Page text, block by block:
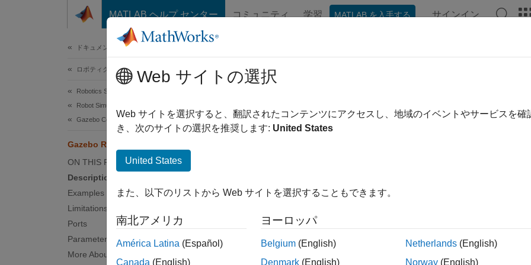
コンテンツへスキップ
MATLAB ヘルプ センター コミュニティ 学習 MATLAB を入手する サインイン
ドキュメンテーションのホーム
ロボティクスおよび自律システム
Robotics System Toolbox
Robot Simulation
Gazebo Co-Simulation
Gazebo Read
ON THIS PAGE
Description
Examples
Limitations
Ports
Parameters
More About
Gazebo Read
Receive messages from Gazebo server
Description
Gazebo Readblock receives messages from the Gazebo server
block specifies. The block outputs the latest message received as a
Web サイトの選択
Web サイトを選択すると、翻訳されたコンテンツにアクセスし、地域のイベントやサービスを
き、次のサイトの選択を推奨します: United States
United States
また、以下のリストから Web サイトを選択することもできます。
南北アメリカ
América Latina (Español)
Canada (English)
ヨーロッパ
Belgium (English)
Denmark (English)
Netherlands (English)
Norway (English)